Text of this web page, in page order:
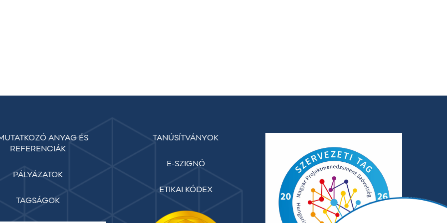
ANYAG ÉS
REFERENCIÁK
PÁLYÁZATOK
TAGSÁGOK
TANÚSÍTVÁNYOK
E-SZIGNÓ
ETIKAI KÓDEX